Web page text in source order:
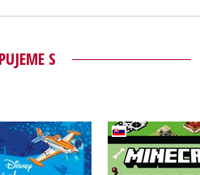
S
- Nových 365
do
Stavebné